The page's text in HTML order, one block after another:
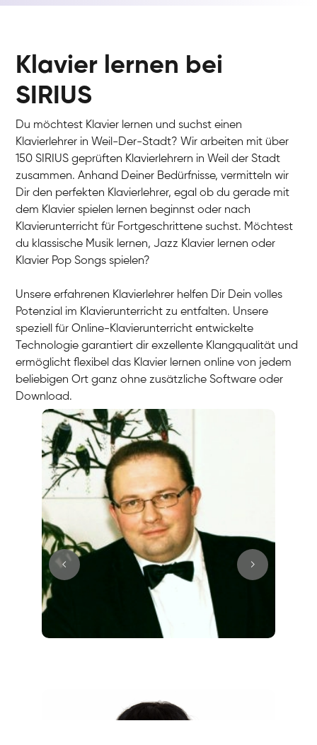
Klavier lernen bei
SIRIUS
Du möchtest Klavier lernen und suchst einen
Klavierlehrer in Weil-Der-Stadt? Wir arbeiten mit über
150 SIRIUS geprüften Klavierlehrern in Weil der Stadt
zusammen. Anhand Deiner Bedürfnisse, vermitteln wir
Dir den perfekten Klavierlehrer, egal ob du gerade mit
dem Klavier spielen lernen beginnst oder nach
Klavierunterricht für Fortgeschrittene suchst. Möchtest
du klassische Musik lernen, Jazz Klavier lernen oder
Klavier Pop Songs spielen?
Unsere erfahrenen Klavierlehrer helfen Dir Dein volles
Potenzial im Klavierunterricht zu entfalten. Unsere
speziell für Online-Klavierunterricht entwickelte
Technologie garantiert dir exzellente Klangqualität und
ermöglicht flexibel das Klavier lernen online von jedem
beliebigen Ort ganz ohne zusätzliche Software oder
Download.